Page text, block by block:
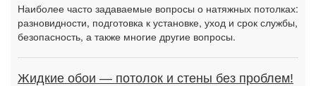
Наиболее часто задаваемые вопросы о натяжных потолках:
разновидности, подготовка к установке, уход и срок службы,
безопасность, а также многие другие вопросы.
Жидкие обои — потолок и стены без проблем!